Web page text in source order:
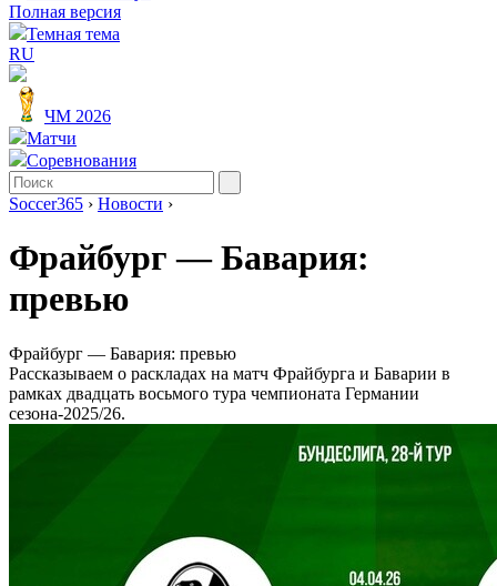
Полная версия
Темная тема
RU
ЧМ 2026
Матчи
Соревнования
Soccer365 › Новости ›
Фрайбург — Бавария:
превью
Фрайбург — Бавария: превью
Рассказываем о раскладах на матч Фрайбурга и Баварии в
рамках двадцать восьмого тура чемпионата Германии
сезона-2025/26.